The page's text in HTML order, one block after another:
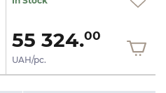
55 324.00
UAH/pc.